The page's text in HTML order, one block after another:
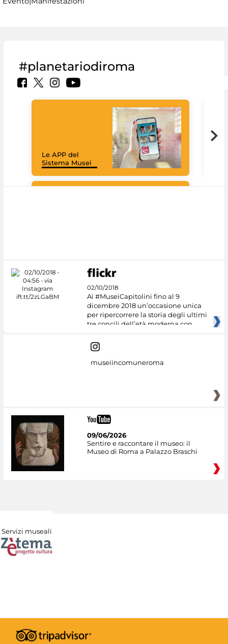
#planetariodiroma
Le APP del
Sistema Musei
02/10/2018
Ai #MuseiCapitolini fino al 9
dicembre 2018 un’occasione unica
per ripercorrere la storia degli ultimi
tre concili dell’età moderna con
museiincomuneroma
09/06/2026
Sentire e raccontare il museo: il
Museo di Roma a Palazzo Braschi
Servizi museali